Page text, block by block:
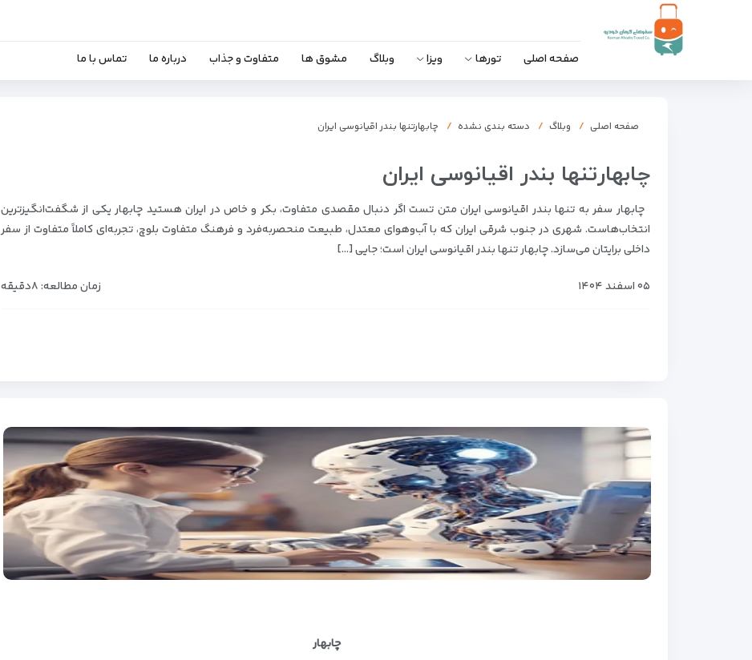
صفحه اصلی تورها ویزا وبلاگ مشوق ها متفاوت و جذاب درباره ما تماس با ما
صفحه اصلی وبلاگ دسته بندی نشده چابهارتنها بندر اقیانوسی ایران
چابهارتنها بندر اقیانوسی ایران
چابهار سفر به تنها بندر اقیانوسی ایران متن تست اگر دنبال مقصدی متفاوت، بکر و خاص در ایران هستید چابهار یکی از شگفت‌انگیزترین
انتخاب‌هاست. شهری در جنوب شرقی ایران که با آب‌وهوای معتدل، طبیعت منحصر‌به‌فرد و فرهنگ متفاوت بلوچ، تجربه‌ای کاملاً متفاوت از سفر
داخلی برایتان می‌سازد. چابهار تنها بندر اقیانوسی ایران است؛ جایی […]
۰۵ اسفند ۱۴۰۴ زمان مطالعه: ۸دقیقه
چابهار